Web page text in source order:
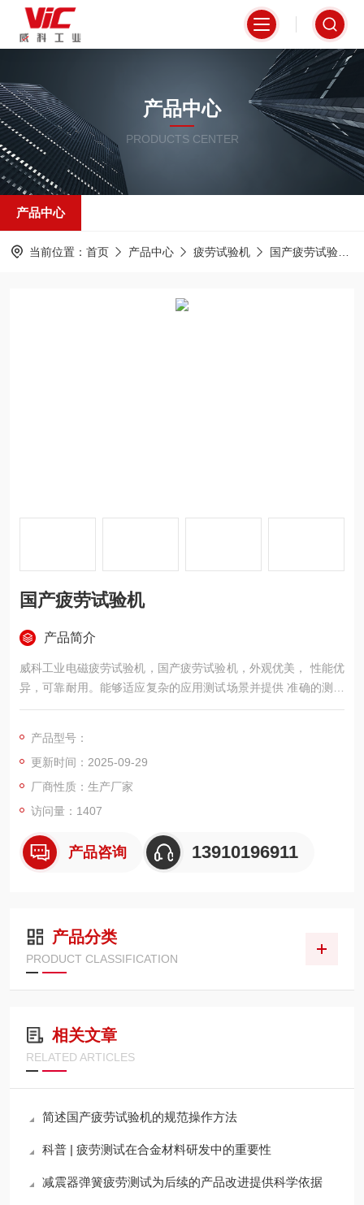
产品中心
PRODUCTS CENTER
产品中心
当前位置： 首页 产品中心 疲劳试验机 国产疲劳试验机
国产疲劳试验机
产品简介
威科工业电磁疲劳试验机，国产疲劳试验机，外观优美， 性能优
异，可靠耐用。能够适应复杂的应用测试场景并提供 准确的测试
结果。
产品型号：
更新时间：2025-09-29
厂商性质：生产厂家
访问量：1407
产品咨询 13910196911
产品分类
PRODUCT CLASSIFICATION
相关文章
RELATED ARTICLES
简述国产疲劳试验机的规范操作方法
科普 | 疲劳测试在合金材料研发中的重要性
减震器弹簧疲劳测试为后续的产品改进提供科学依据